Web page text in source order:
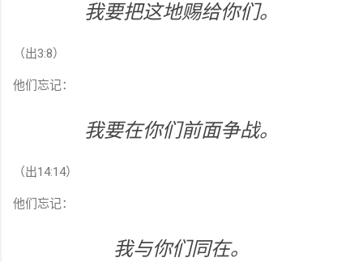
我要把这地赐给你们。
（出3:8）
他们忘记：
我要在你们前面争战。
（出14:14）
他们忘记：
我与你们同在。